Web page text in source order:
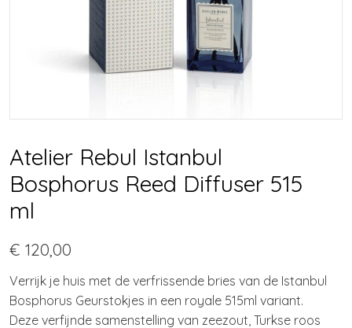
Atelier Rebul Istanbul
Bosphorus Reed Diffuser 515
ml
€ 120,00
Verrijk je huis met de verfrissende bries van de Istanbul
Bosphorus Geurstokjes in een royale 515ml variant.
Deze verfijnde samenstelling van zeezout, Turkse roos